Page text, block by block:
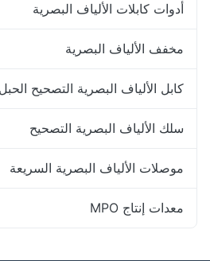
أدوات كابلات الألياف البصرية
مخفف الألياف البصرية
كابل الألياف البصرية التصحيح الحبل
سلك الألياف البصرية التصحيح
موصلات الألياف البصرية السريعة
معدات إنتاج MPO